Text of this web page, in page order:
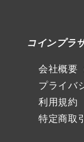
コインプラ
会社概要
プライバ
利用規約
特定商取